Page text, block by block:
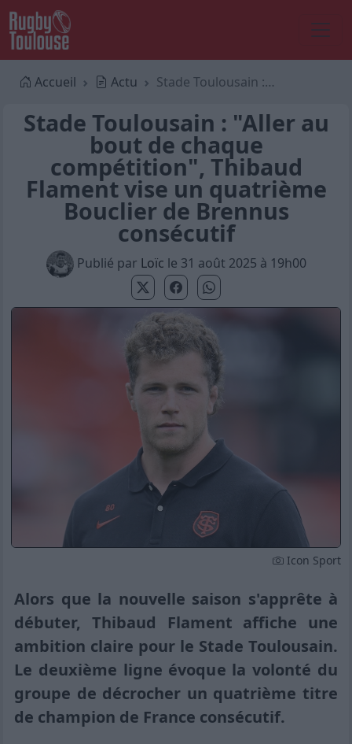
Accueil Actu Stade Toulousain : "Aller au bout de chaque compétition", Thibaud Flament vise un quatrième Bouclier de Brennus consécutif
Stade Toulousain : "Aller au
bout de chaque
compétition", Thibaud
Flament vise un quatrième
Bouclier de Brennus
consécutif
Publié par Loïc le 31 août 2025 à 19h00
Icon Sport
Alors que la nouvelle saison s'apprête à
débuter, Thibaud Flament affiche une
ambition claire pour le Stade Toulousain.
Le deuxième ligne évoque la volonté du
groupe de décrocher un quatrième titre
de champion de France consécutif.